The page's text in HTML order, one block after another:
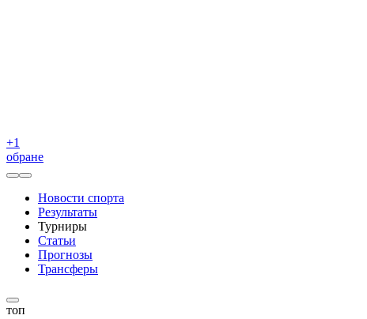
+1
обране
Новости спорта
Результаты
Турниры
Статьи
Прогнозы
Трансферы
топ